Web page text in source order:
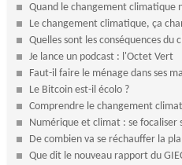
Quand le changement climatique
Le changement climatique, ça
Quelles sont les conséquences du
Je lance un podcast : l'Octet Vert
Faut-il faire le ménage dans ses
Le Bitcoin est-il écolo ?
Comprendre le changement
Numérique et climat : se focaliser
De combien va se réchauffer la
Que dit le nouveau rapport du